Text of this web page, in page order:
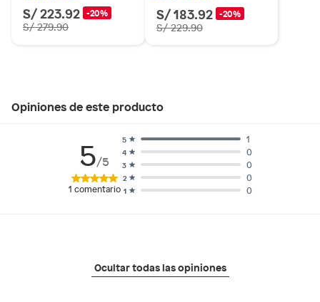
S/ 223.92 -20%
S/ 279.90
S/ 183.92 -20%
S/ 229.90
Opiniones de este producto
5/5
1 comentario 1 0
2 0
3 0
4 0
5 1
Ocultar todas las opiniones